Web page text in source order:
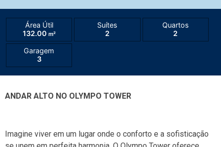
Área Útil
132.00 m²
Suítes
2
Quartos
2
Garagem
3
ANDAR ALTO NO OLYMPO TOWER
Imagine viver em um lugar onde o conforto e a sofisticação